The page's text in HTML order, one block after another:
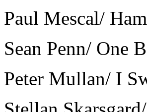
Paul Mescal/
Sean Penn/ One
Peter Mullan/ I